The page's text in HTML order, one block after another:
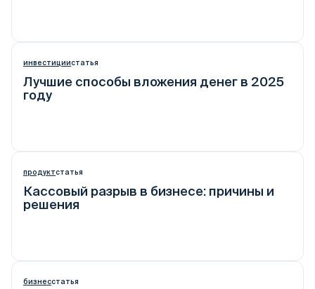
инвестициистатья
Лучшие способы вложения денег в 2025
году
продуктстатья
Кассовый разрыв в бизнесе: причины и
решения
бизнесстатья